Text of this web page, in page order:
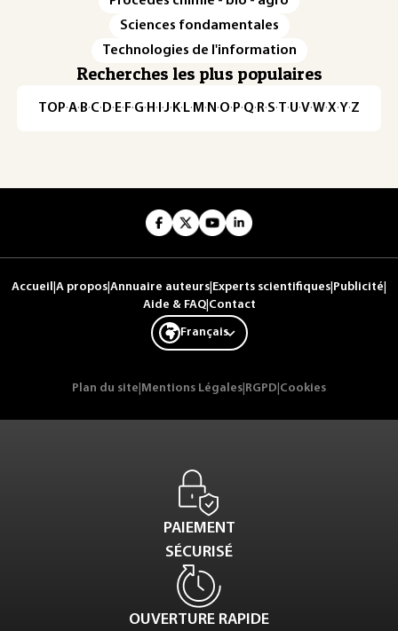
Sciences fondamentales
Technologies de l'information
Recherches les plus populaires
TOP·A·B·C· D· E· F·G· H · ·J· K· L· M · N ·O· P·Q· R·S·T·U·V·W·X·Y·Z
Accueil A propos Annuaire auteurs Experts scientifiques Publicité
Aide & FAQ| Contact
Français
Plan du site Mentions Légales RGPD Cookies
PAIEMENT
SÉCURISÉ
OUVERTURE RAPIDE